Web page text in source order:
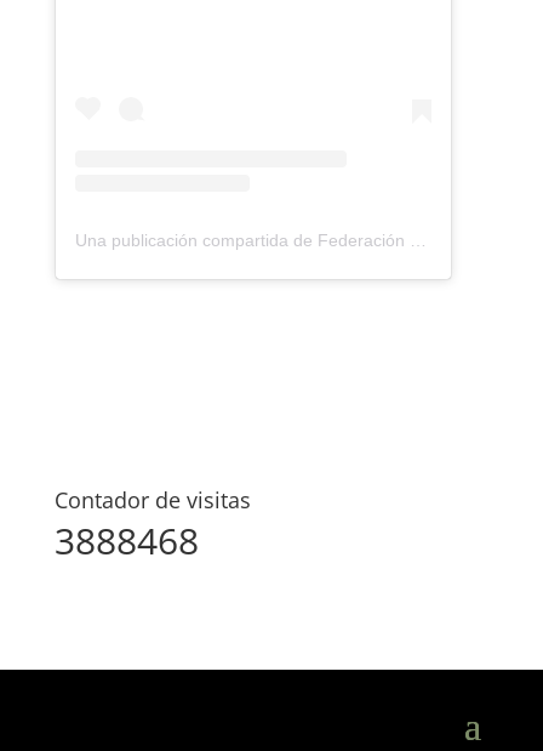
Una publicación compartida de Federación Montañismo Tenerife (@federacion_montanismo_tenerife)
Contador de visitas
3888468